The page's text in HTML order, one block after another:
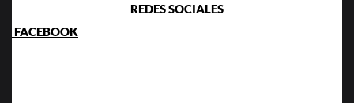
REDES SOCIALES
FACEBOOK